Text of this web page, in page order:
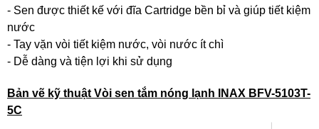
- Sen được thiết kế với đĩa Cartridge bền bỉ và giúp tiết kiệm
nước
- Tay vặn vòi tiết kiệm nước, vòi nước ít chì
- Dễ dàng và tiện lợi khi sử dụng
Bản vẽ kỹ thuật Vòi sen tắm nóng lạnh INAX BFV-5103T-
5C